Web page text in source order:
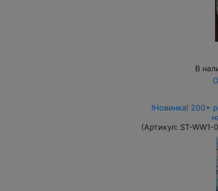
В
!Новинка! 200+
(Артикул: ST-